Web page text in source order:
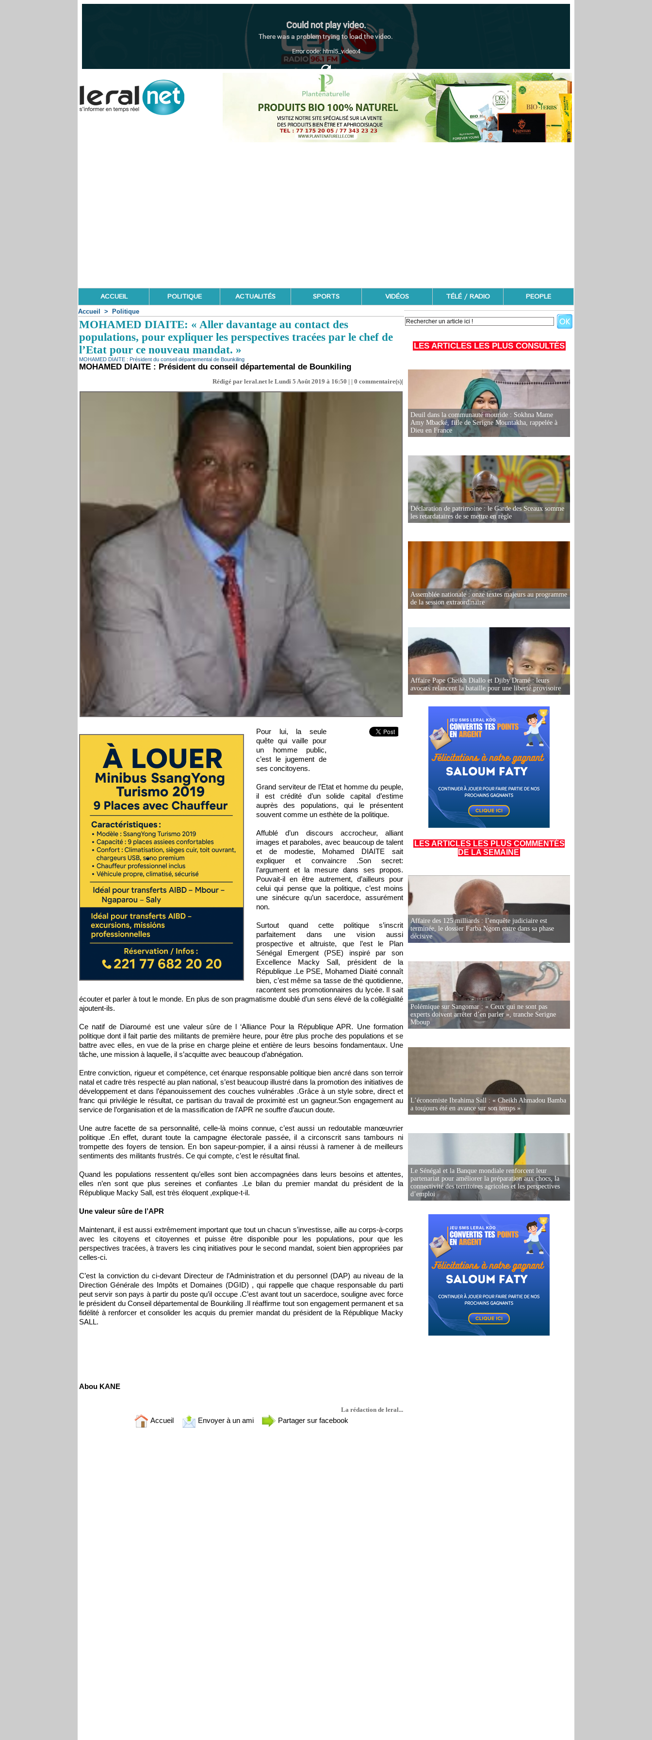
ACCUEIL POLITIQUE ACTUALITÉS SPORTS VIDÉOS TÉLÉ / RADIO PEOPLE
Accueil > Politique
MOHAMED DIAITE: « Aller davantage au contact des
populations, pour expliquer les perspectives tracées par le chef de
l’Etat pour ce nouveau mandat. »
MOHAMED DIAITE : Président du conseil départemental de Bounkiling
MOHAMED DIAITE : Président du conseil départemental de Bounkiling
Rédigé par leral.net le Lundi 5 Août 2019 à 16:50 | | 0 commentaire(s)|
Pour lui, la seule
quête qui vaille pour
un homme public,
c’est le jugement de
ses concitoyens.
Grand serviteur de l’Etat et homme du peuple,
il est crédité d’un solide capital d’estime
auprès des populations, qui le présentent
souvent comme un esthète de la politique.
Affublé d’un discours accrocheur, alliant
images et paraboles, avec beaucoup de talent
et de modestie, Mohamed DIAITE sait
expliquer et convaincre .Son secret:
l’argument et la mesure dans ses propos.
Pouvait-il en être autrement, d’ailleurs pour
celui qui pense que la politique, c’est moins
une sinécure qu’un sacerdoce, assurément
non.
Surtout quand cette politique s’inscrit
parfaitement dans une vision aussi
prospective et altruiste, que l’est le Plan
Sénégal Emergent (PSE) inspiré par son
Excellence Macky Sall, président de la
République .Le PSE, Mohamed Diaité connaît
bien, c’est même sa tasse de thé quotidienne,
racontent ses promotionnaires du lycée. Il sait
écouter et parler à tout le monde. En plus de son pragmatisme doublé d’un sens élevé de la collégialité
ajoutent-ils.
Ce natif de Diaroumé est une valeur sûre de l ‘Alliance Pour la République APR. Une formation
politique dont il fait partie des militants de première heure, pour être plus proche des populations et se
battre avec elles, en vue de la prise en charge pleine et entière de leurs besoins fondamentaux. Une
tâche, une mission à laquelle, il s’acquitte avec beaucoup d’abnégation.
Entre conviction, rigueur et compétence, cet énarque responsable politique bien ancré dans son terroir
natal et cadre très respecté au plan national, s’est beaucoup illustré dans la promotion des initiatives de
développement et dans l’épanouissement des couches vulnérables .Grâce à un style sobre, direct et
franc qui privilégie le résultat, ce partisan du travail de proximité est un gagneur.Son engagement au
service de l’organisation et de la massification de l’APR ne souffre d’aucun doute.
Une autre facette de sa personnalité, celle-là moins connue, c’est aussi un redoutable manœuvrier
politique .En effet, durant toute la campagne électorale passée, il a circonscrit sans tambours ni
trompette des foyers de tension. En bon sapeur-pompier, il a ainsi réussi à ramener à de meilleurs
sentiments des militants frustrés. Ce qui compte, c’est le résultat final.
Quand les populations ressentent qu’elles sont bien accompagnées dans leurs besoins et attentes,
elles n’en sont que plus sereines et confiantes .Le bilan du premier mandat du président de la
République Macky Sall, est très éloquent ,explique-t-il.
Une valeur sûre de l’APR
Maintenant, il est aussi extrêmement important que tout un chacun s’investisse, aille au corps-à-corps
avec les citoyens et citoyennes et puisse être disponible pour les populations, pour que les
perspectives tracées, à travers les cinq initiatives pour le second mandat, soient bien appropriées par
celles-ci.
C’est la conviction du ci-devant Directeur de l’Administration et du personnel (DAP) au niveau de la
Direction Générale des Impôts et Domaines (DGID) , qui rappelle que chaque responsable du parti
peut servir son pays à partir du poste qu’il occupe .C’est avant tout un sacerdoce, souligne avec force
le président du Conseil départemental de Bounkiling .Il réaffirme tout son engagement permanent et sa
fidélité à renforcer et consolider les acquis du premier mandat du président de la République Macky
SALL.
Abou KANE
La rédaction de leral...
Accueil Envoyer à un ami Partager sur facebook
LES ARTICLES LES PLUS CONSULTÉS
Deuil dans la communauté mouride : Sokhna Mame
Amy Mbacké, fille de Serigne Mountakha, rappelée à
Dieu en France
Déclaration de patrimoine : le Garde des Sceaux somme
les retardataires de se mettre en règle
Assemblée nationale : onze textes majeurs au programme
de la session extraordinaire
Affaire Pape Cheikh Diallo et Djiby Dramé : leurs
avocats relancent la bataille pour une liberté provisoire
LES ARTICLES LES PLUS COMMENTÉS
DE LA SEMAINE
Affaire des 125 milliards : l’enquête judiciaire est
terminée, le dossier Farba Ngom entre dans sa phase
décisive
Polémique sur Sangomar : « Ceux qui ne sont pas
experts doivent arrêter d’en parler », tranche Serigne
Mboup
L’économiste Ibrahima Sall : « Cheikh Ahmadou Bamba
a toujours été en avance sur son temps »
Le Sénégal et la Banque mondiale renforcent leur
partenariat pour améliorer la préparation aux chocs, la
connectivité des territoires agricoles et les perspectives
d’emploi